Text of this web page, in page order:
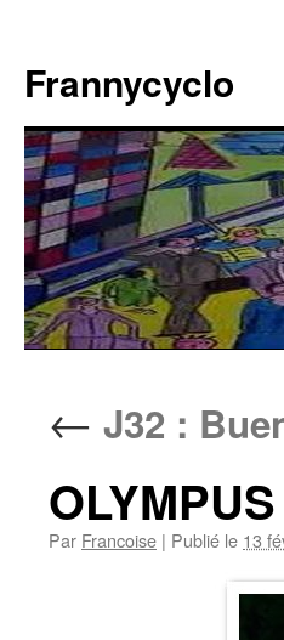
contenu
Frannycyclo
← J32 :
Par Francoise | Publié le 13